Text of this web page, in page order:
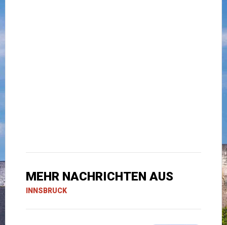
MEHR NACHRICHTEN AUS
INNSBRUCK